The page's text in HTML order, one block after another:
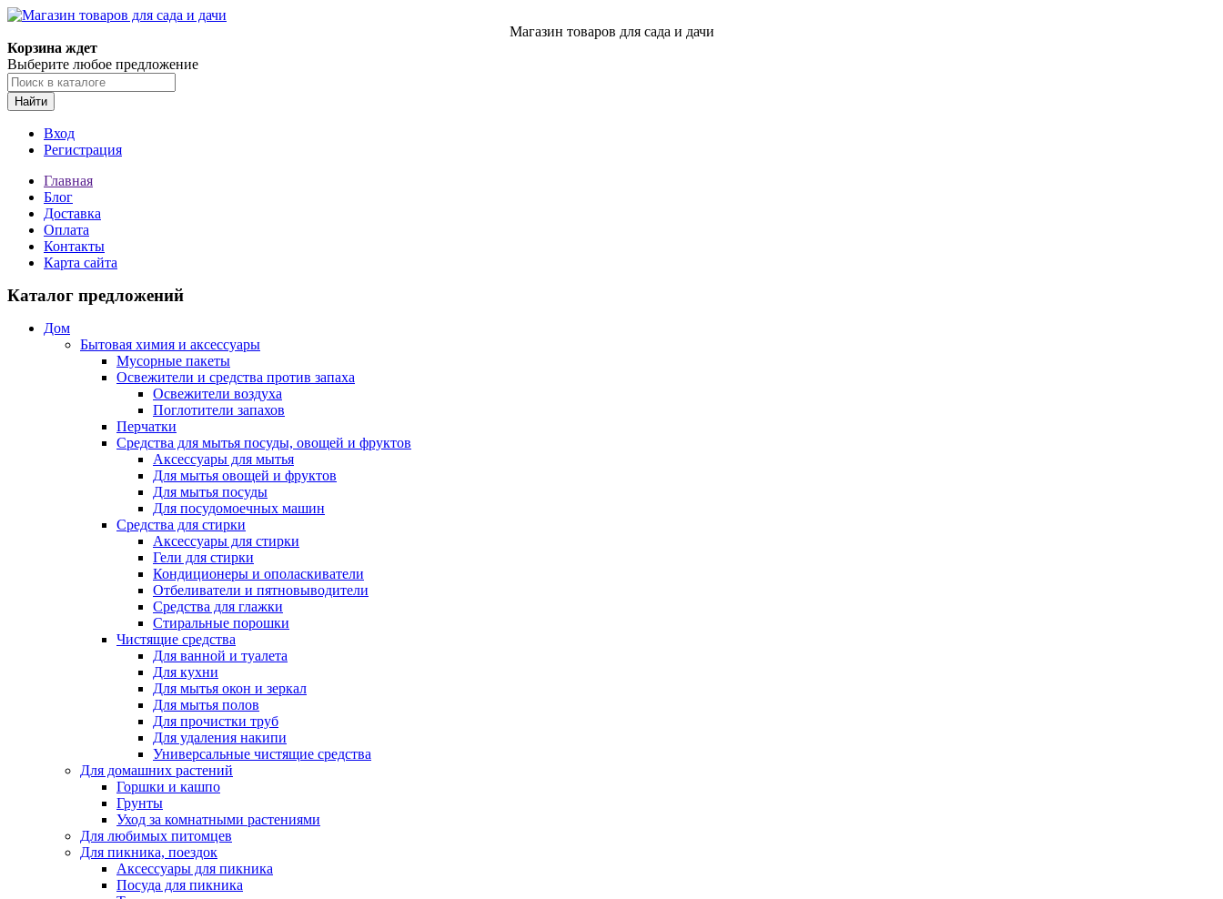
Магазин товаров для сада и дачи
Корзина ждет
Выберите любое предложение
Найти
Вход
Регистрация
Главная
Блог
Доставка
Оплата
Контакты
Карта сайта
Каталог предложений
Дом
Бытовая химия и аксессуары
Мусорные пакеты
Освежители и средства против запаха
Освежители воздуха
Поглотители запахов
Перчатки
Средства для мытья посуды, овощей и фруктов
Аксессуары для мытья
Для мытья овощей и фруктов
Для мытья посуды
Для посудомоечных машин
Средства для стирки
Аксессуары для стирки
Гели для стирки
Кондиционеры и ополаскиватели
Отбеливатели и пятновыводители
Средства для глажки
Стиральные порошки
Чистящие средства
Для ванной и туалета
Для кухни
Для мытья окон и зеркал
Для мытья полов
Для прочистки труб
Для удаления накипи
Универсальные чистящие средства
Для домашних растений
Горшки и кашпо
Грунты
Уход за комнатными растениями
Для любимых питомцев
Для пикника, поездок
Аксессуары для пикника
Посуда для пикника